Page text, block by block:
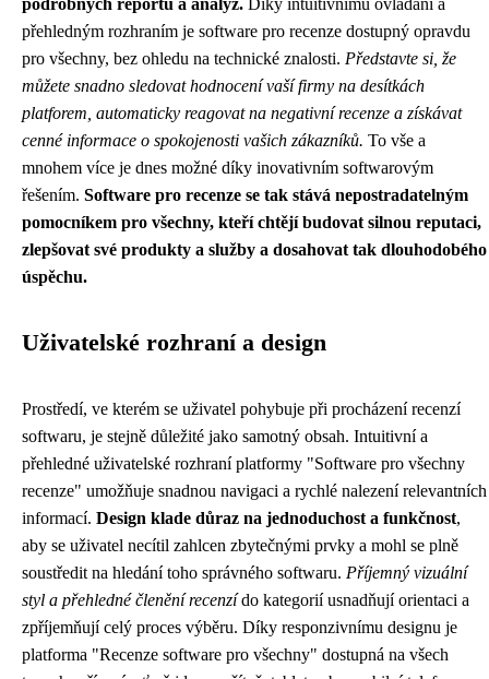
podrobných reportů a analýz. Díky intuitivnímu ovládání a
přehledným rozhraním je software pro recenze dostupný opravdu
pro všechny, bez ohledu na technické znalosti. Představte si, že
můžete snadno sledovat hodnocení vaší firmy na desítkách
platforem, automaticky reagovat na negativní recenze a získávat
cenné informace o spokojenosti vašich zákazníků. To vše a
mnohem více je dnes možné díky inovativním softwarovým
řešením. Software pro recenze se tak stává nepostradatelným
pomocníkem pro všechny, kteří chtějí budovat silnou reputaci,
zlepšovat své produkty a služby a dosahovat tak dlouhodobého
úspěchu.
Uživatelské rozhraní a design
Prostředí, ve kterém se uživatel pohybuje při procházení recenzí
softwaru, je stejně důležité jako samotný obsah. Intuitivní a
přehledné uživatelské rozhraní platformy "Software pro všechny
recenze" umožňuje snadnou navigaci a rychlé nalezení relevantních
informací. Design klade důraz na jednoduchost a funkčnost,
aby se uživatel necítil zahlcen zbytečnými prvky a mohl se plně
soustředit na hledání toho správného softwaru. Příjemný vizuální
styl a přehledné členění recenzído kategorií usnadňují orientaci a
zpříjemňují celý proces výběru. Díky responzivnímu designu je
platforma "Recenze software pro všechny" dostupná na všech